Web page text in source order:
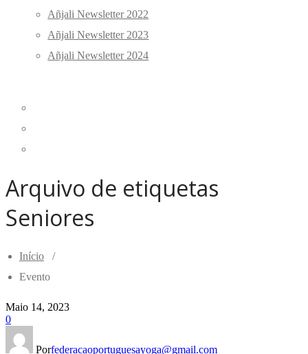
Añjali Newsletter 2022
Añjali Newsletter 2023
Añjali Newsletter 2024
Arquivo de etiquetas
Seniores
Início /
Evento
Maio 14, 2023
0
Porfederacaoportuguesayoga@gmail.com